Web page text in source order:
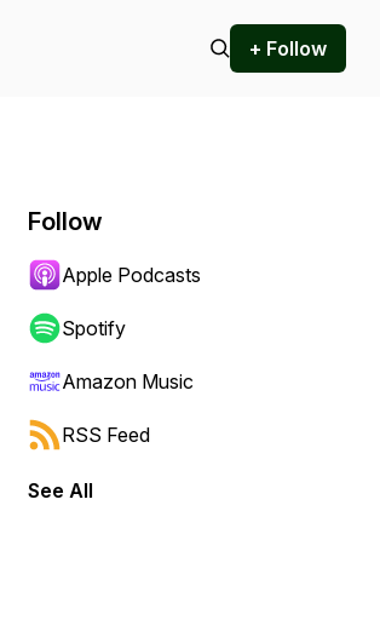
+ Follow
forward or backward.
Follow
Apple Podcasts
Spotify
Amazon Music
RSS Feed
See All